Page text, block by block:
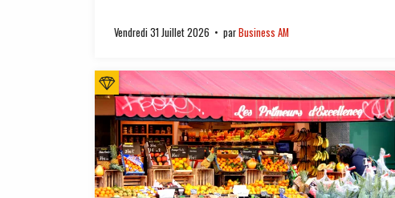
Vendredi 31 Juillet 2026 parBusiness AM